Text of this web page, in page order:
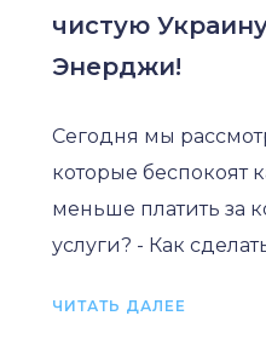
чистую
Энерджи!
Сегодня мы
которые беспокоят
меньше платить за
услуги? - Как
ЧИТАТЬ ДАЛЕЕ